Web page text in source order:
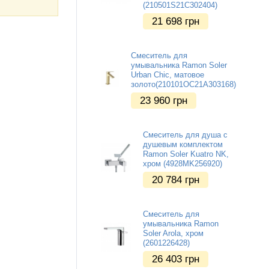
(210501S21C302404)
21 698 грн
Смеситель для
умывальника Ramon Soler
Urban Chic, матовое
золото(210101OC21A303168)
23 960 грн
Смеситель для душа с
душевым комплектом
Ramon Soler Kuatro NK,
хром (4928MK256920)
20 784 грн
Смеситель для
умывальника Ramon
Soler Arola, хром
(2601226428)
26 403 грн